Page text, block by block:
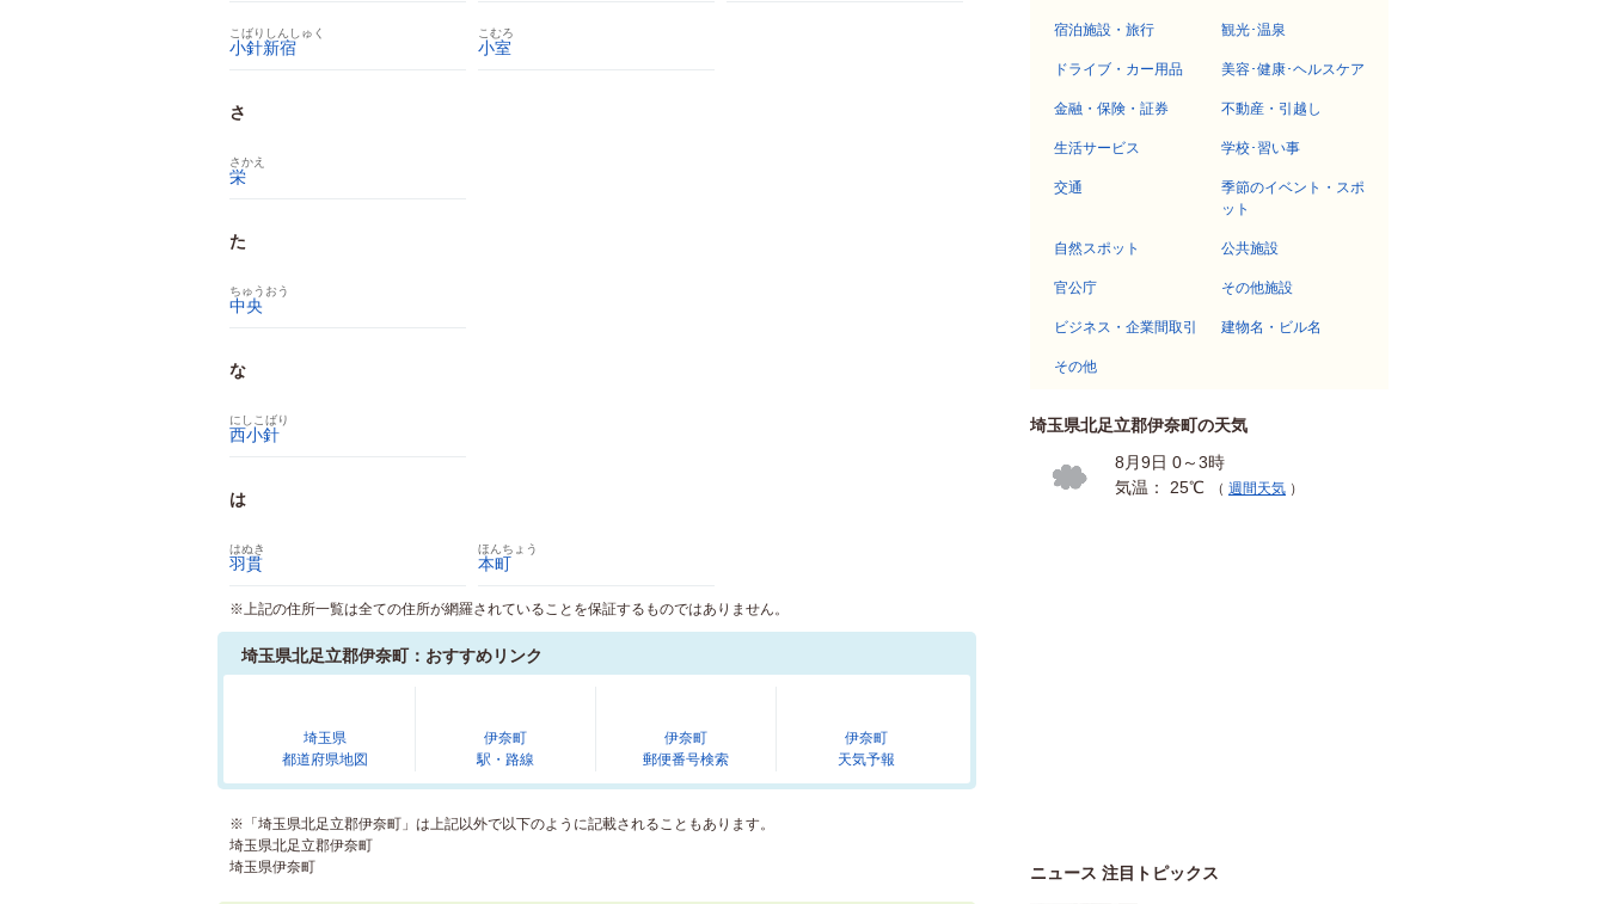
こばりしんしゅく
小針新宿
こむろ
小室
さ
さかえ
栄
た
ちゅうおう
中央
な
にしこばり
西小針
は
はぬき
羽貫
ほんちょう
本町
※上記の住所一覧は全ての住所が網羅されていることを保証するものではありません。
埼玉県北足立郡伊奈町：おすすめリンク
埼玉県
都道府県地図
伊奈町
駅・路線
伊奈町
郵便番号検索
伊奈町
天気予報
※「埼玉県北足立郡伊奈町」は上記以外で以下のように記載されることもあります。
埼玉県北足立郡伊奈町
埼玉県伊奈町
宿泊施設・旅行 観光･温泉
ドライブ・カー用品 美容･健康･ヘルスケア
金融・保険・証券 不動産・引越し
生活サービス 学校･習い事
交通
季節のイベント・スポ
ット
自然スポット 公共施設
官公庁 その他施設
ビジネス・企業間取引 建物名・ビル名
その他
埼玉県北足立郡伊奈町の天気
8月9日 0～3時
気温： 25℃
（ 週間天気 ）
ニュース 注目トピックス